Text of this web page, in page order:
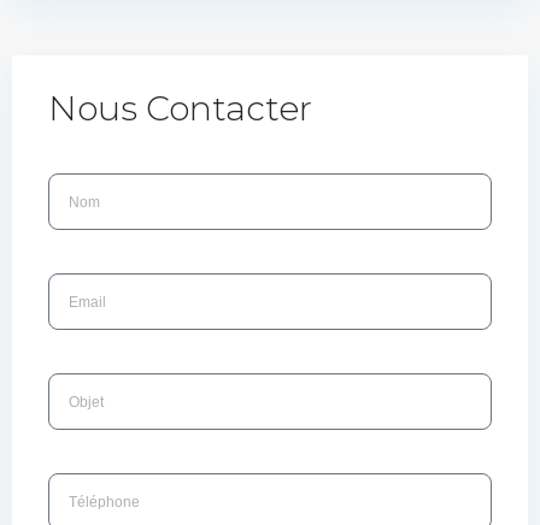
Nous Contacter